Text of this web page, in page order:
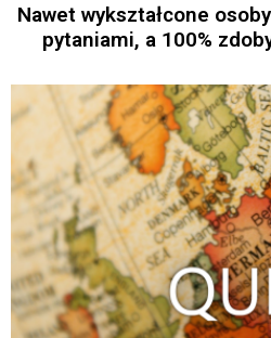
Nawet wykształcone
pytaniami, a 100%